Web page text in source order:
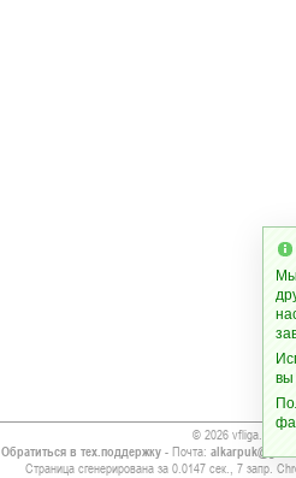
© 2026 vfliga.com
Обратиться в тех.поддержку- Почта:
Страница сгенерирована за 0.0147 сек., 7 запр.
вы